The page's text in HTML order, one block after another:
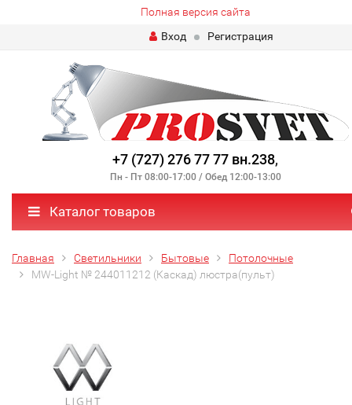
Полная версия сайта
Вход
Регистрация
+7 (727) 276 77 77 вн.238,
Пн - Пт 08:00-17:00 / Обед 12:00-13:00
Каталог товаров
Главная Светильники Бытовые
Потолочные
MW-Light № 244011212 (Каскад) люстра(пульт)